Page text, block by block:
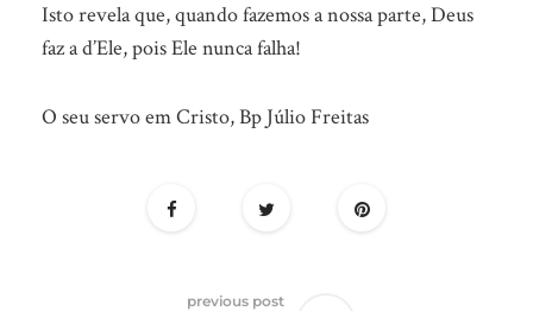
Isto revela que, quando fazemos a nossa parte, Deus
faz a d’Ele, pois Ele nunca falha!
O seu servo em Cristo, Bp Júlio Freitas
previous post